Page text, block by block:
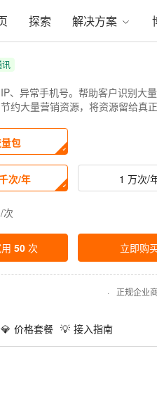
探索 解决方案
讯
、异常手机号。帮助客户识别大
约大量营销资源，将资源留给真
包
次/年 1 万次/
次
50 次 立即购
· 正规企业
💎 价格套餐 💡 接入指南